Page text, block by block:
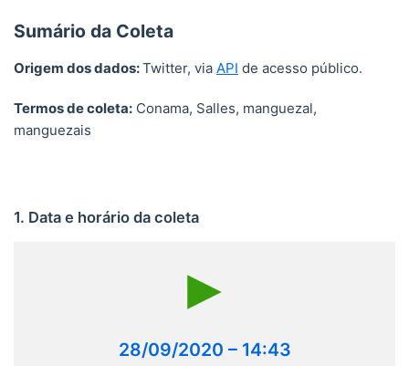
Sumário da Coleta
Origem dos dados:Twitter, via API de acesso público.
Termos de coleta: Conama, Salles, manguezal,
manguezais
1. Data e horário da coleta
28/09/2020 – 14:43